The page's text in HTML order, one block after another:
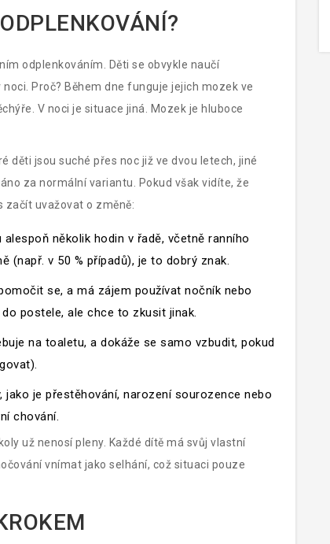
odplenkováním. Děti se obvykle naučí
Proč? Během dne funguje jejich mozek ve
V noci je situace jiná. Mozek je hluboce
děti jsou suché přes noc již ve dvou letech, jiné
za normální variantu. Pokud však vidíte, že
začít uvažovat o změně:
několik hodin v řadě, včetně ranního
(např. v 50 % případů), je to dobrý znak.
se, a má zájem používat nočník nebo
postele, ale chce to zkusit jinak.
na toaletu, a dokáže se samo vzbudit, pokud
jako je přestěhování, narození sourozence nebo
chování.
už nenosí pleny. Každé dítě má svůj vlastní
vnímat jako selhání, což situaci pouze